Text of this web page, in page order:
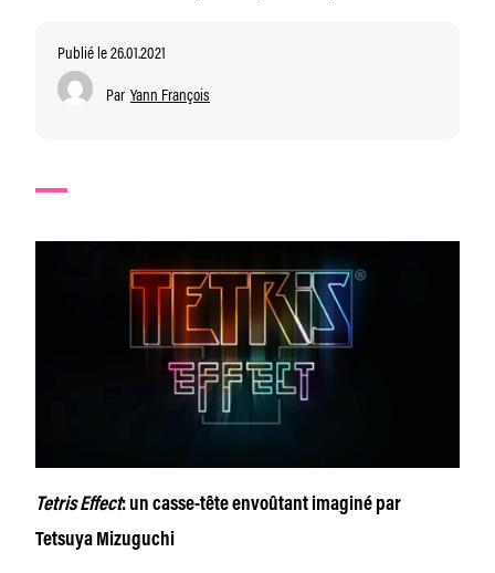
Publié le 26.01.2021
Par Yann François
Tetris Effect: un casse-tête envoûtant imaginé par
Tetsuya Mizuguchi